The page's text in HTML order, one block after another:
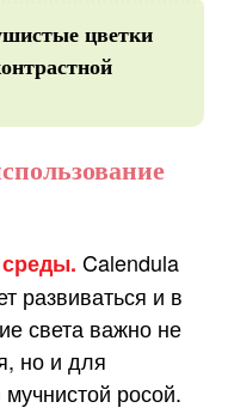
цветки
Calendula
развиваться и в
света важно не
но и для
росой.